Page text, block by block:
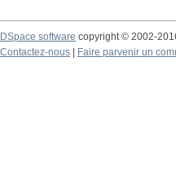
DSpace software copyright © 2002-
Contactez-nous
Faire parvenir un